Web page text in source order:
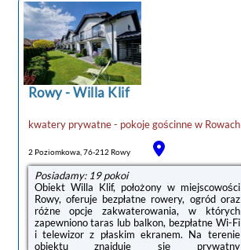
wszystkich opcjach zakwaterowania znajduje
się podłoga wyłożona parkietem, aneks
kuchenny z pełnym wyposażeniem, w tym
lodówką, jadalnia, jak również prywatna
łazienka z prysznicem. Wyposażenie
obejmuje też telewizor z płaskim ekranem.
Wyposażenie obejmuje ...
Rowy-Willa Klif
kwatery prywatne - pokoje gościnnew Rowach
2 Poziomkowa, 76-212 Rowy
Posiadamy: 19 pokoi
Obiekt Willa Klif, położony w miejscowości
Rowy, oferuje bezpłatne rowery, ogród oraz
różne opcje zakwaterowania, w których
zapewniono taras lub balkon, bezpłatne Wi-Fi
i telewizor z płaskim ekranem. Na terenie
obiektu znajduje się prywatny